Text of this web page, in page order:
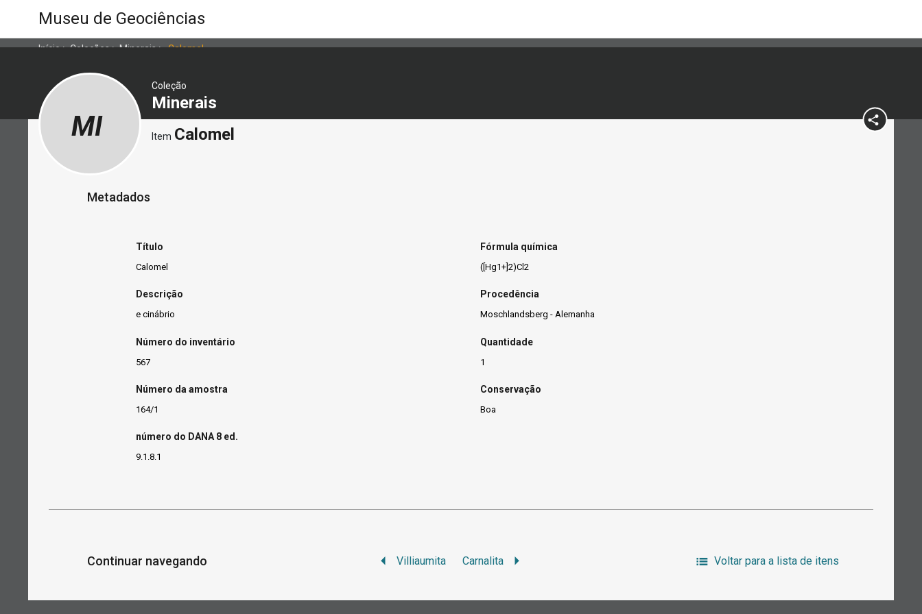
Museu de Geociências
Início>Coleções>Minerais>Calomel
Coleção
Minerais
MI Item Calomel
Metadados
Título
Calomel
Descrição
e cinábrio
Número do inventário
567
Número da amostra
164/1
número do DANA 8 ed.
9.1.8.1
Fórmula química
([Hg1+]2)Cl2
Procedência
Moschlandsberg - Alemanha
Quantidade
1
Conservação
Boa
Continuar navegando Villiaumita Carnalita Voltar para a lista de itens